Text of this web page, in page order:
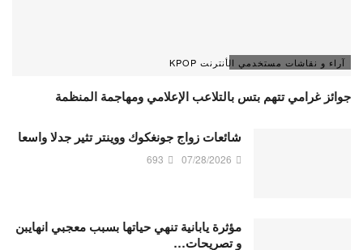
آراء و نقاشات مستخدمي الأنترنت KPOP
جوائز غرامي تتهم بتس بالتلاعب الإعلامي ومهاجمة المنظمة
شائعات زواج جونغكوك ووينتر تثير جدلا واسعا
07/28/2026
693
مؤثرة يابانية تنهي حياتها بسبب معجبي انهايبن
و تصريحات…